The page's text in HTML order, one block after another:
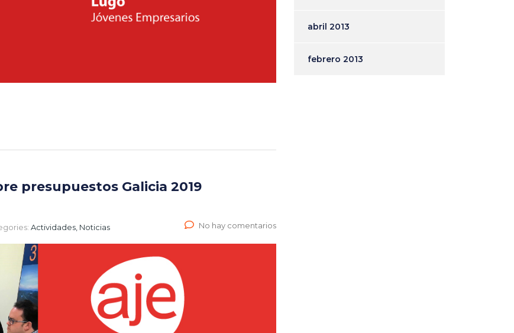
presupuestos Galicia 2019
Actividades, Noticias No hay comentarios
abril 2013
febrero 2013